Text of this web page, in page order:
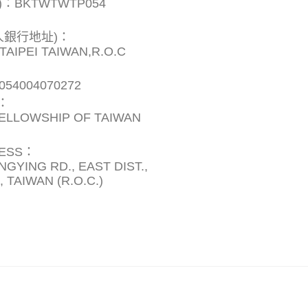
BKTWTWTP054
行地址)：
TAIWAN,R.O.C
OF TAIWAN
：
RD., EAST DIST.,
TAIWAN (R.O.C.)